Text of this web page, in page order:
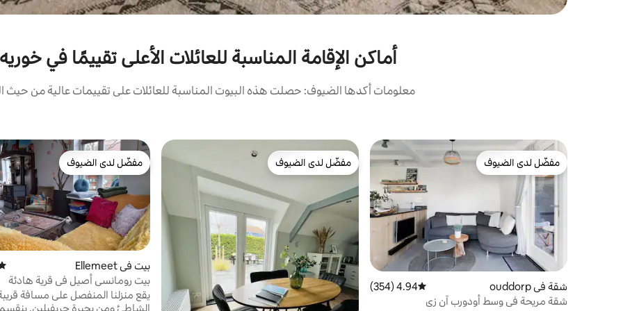
أماكن الإقامة المناسبة للعائلات الأعلى تقييمًا في
معلومات أكدها الضيوف: حصلت هذه البيوت المناسبة للعائلات على تقييمات عالية من حيث
مفضّل لدى الضيوف
مفضّل لدى الضيوف
شقة في ouddorp متوسط التقييم 4.94 من 5، 354 مراجعات
4.94 (354)
شقة مريحة في وسط أودورب آن زي
مفضّل لدى الضيوف
مفضّل لدى الضيوف
مفضّل لدى الضيوف
مفضّل لدى الضيوف
بيت في Ellemeet
بيت رومانسي أصيل في قرية هادئة
يقع منزلنا المنفصل على مسافة
الشاطئ ومن بحيرة جريفيلين. ينقسم